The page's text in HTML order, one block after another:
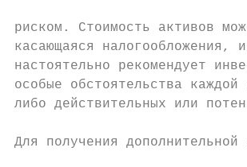
риском. Стоимость активов
касающаяся налогообложения,
настоятельно рекомендует
особые обстоятельства
либо действительных или
Для получения